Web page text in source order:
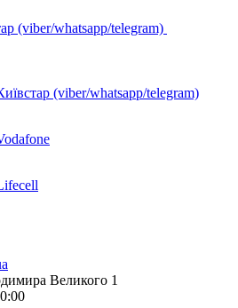
(viber/whatsapp/telegram)
(viber/whatsapp/telegram)
Великого 1